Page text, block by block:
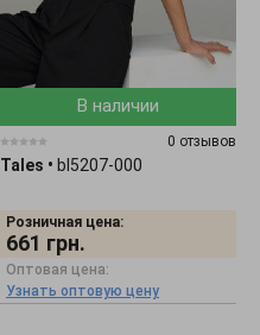
В наличии
0 отзывов
Tales • bl5207-000
Розничная цена:
661 грн.
Оптовая цена:
Узнать оптовую цену